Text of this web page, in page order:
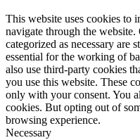
This website uses cookies to
navigate through the website.
categorized as necessary are
essential for the working of
also use third-party cookies
you use this website. These
only with your consent. You
cookies. But opting out of
browsing experience.
Necessary